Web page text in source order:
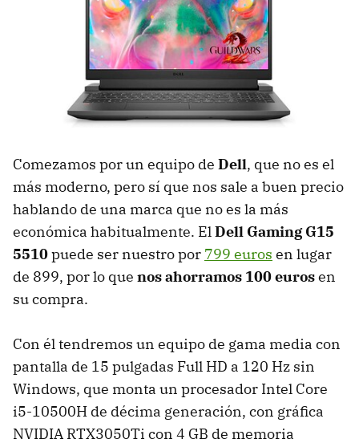
Comezamos por un equipo de Dell, que no es el
más moderno, pero sí que nos sale a buen precio
hablando de una marca que no es la más
económica habitualmente. ElDell Gaming G15
5510puede ser nuestro por 799 euros en lugar
de 899, por lo que nos ahorramos 100 eurosen
su compra.
Con él tendremos un equipo de gama media con
pantalla de 15 pulgadas Full HD a 120 Hz sin
Windows, que monta un procesador Intel Core
i5-10500H de décima generación, con gráfica
NVIDIA RTX3050Ti con 4 GB de memoria